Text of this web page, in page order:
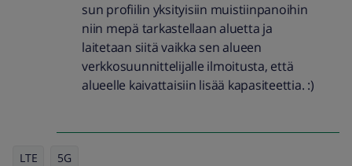
sun profiilin yksityisiin muistiinpanoihin
niin mepä tarkastellaan aluetta ja
laitetaan siitä vaikka sen alueen
verkkosuunnittelijalle ilmoitusta, että
alueelle kaivattaisiin lisää kapasiteettia. :)
LTE 5G